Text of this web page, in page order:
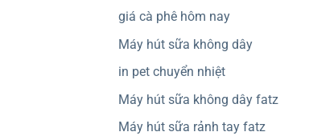
giá cà phê hôm nay
Máy hút sữa không dây
in pet chuyển nhiệt
Máy hút sữa không dây fatz
Máy hút sữa rảnh tay fatz